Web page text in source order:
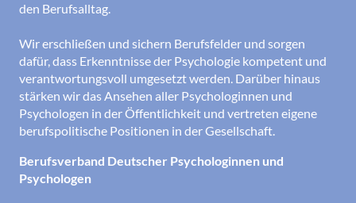
den Berufsalltag.
Wir erschließen und sichern Berufsfelder und sorgen
dafür, dass Erkenntnisse der Psychologie kompetent und
verantwortungsvoll umgesetzt werden. Darüber hinaus
stärken wir das Ansehen aller Psychologinnen und
Psychologen in der Öffentlichkeit und vertreten eigene
berufspolitische Positionen in der Gesellschaft.
Berufsverband Deutscher Psychologinnen und
Psychologen